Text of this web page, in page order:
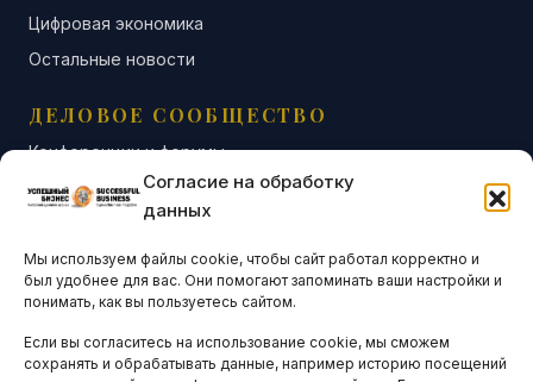
Согласие на обработку
данных
Мы используем файлы cookie, чтобы сайт работал корректно и
был удобнее для вас. Они помогают запоминать ваши настройки и
понимать, как вы пользуетесь сайтом.
Если вы согласитесь на использование cookie, мы сможем
сохранять и обрабатывать данные, например историю посещений
Цифровая экономика
Остальные новости
ДЕЛОВОЕ СООБЩЕСТВО
Конференции и форумы
Бизнес-клубы и ассоциации
Остальные новости
АНАЛИТИКА И СТАТИСТИКА
ARTICLES IN ENGLISH